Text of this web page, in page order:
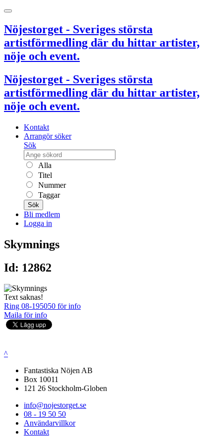
Nöjestorget - Sveriges största
artistförmedling där du hittar artister,
nöje och event.
Nöjestorget - Sveriges största
artistförmedling där du hittar artister,
nöje och event.
Kontakt
Arrangör söker
Sök
Alla
Titel
Nummer
Taggar
Sök
Bli medlem
Logga in
Skymnings
Id: 12862
Text saknas!
Ring 08-195050 för info
Maila för info
^
Fantastiska Nöjen AB
Box 10011
121 26 Stockholm-Globen
info@nojestorget.se
08 - 19 50 50
Användarvillkor
Kontakt